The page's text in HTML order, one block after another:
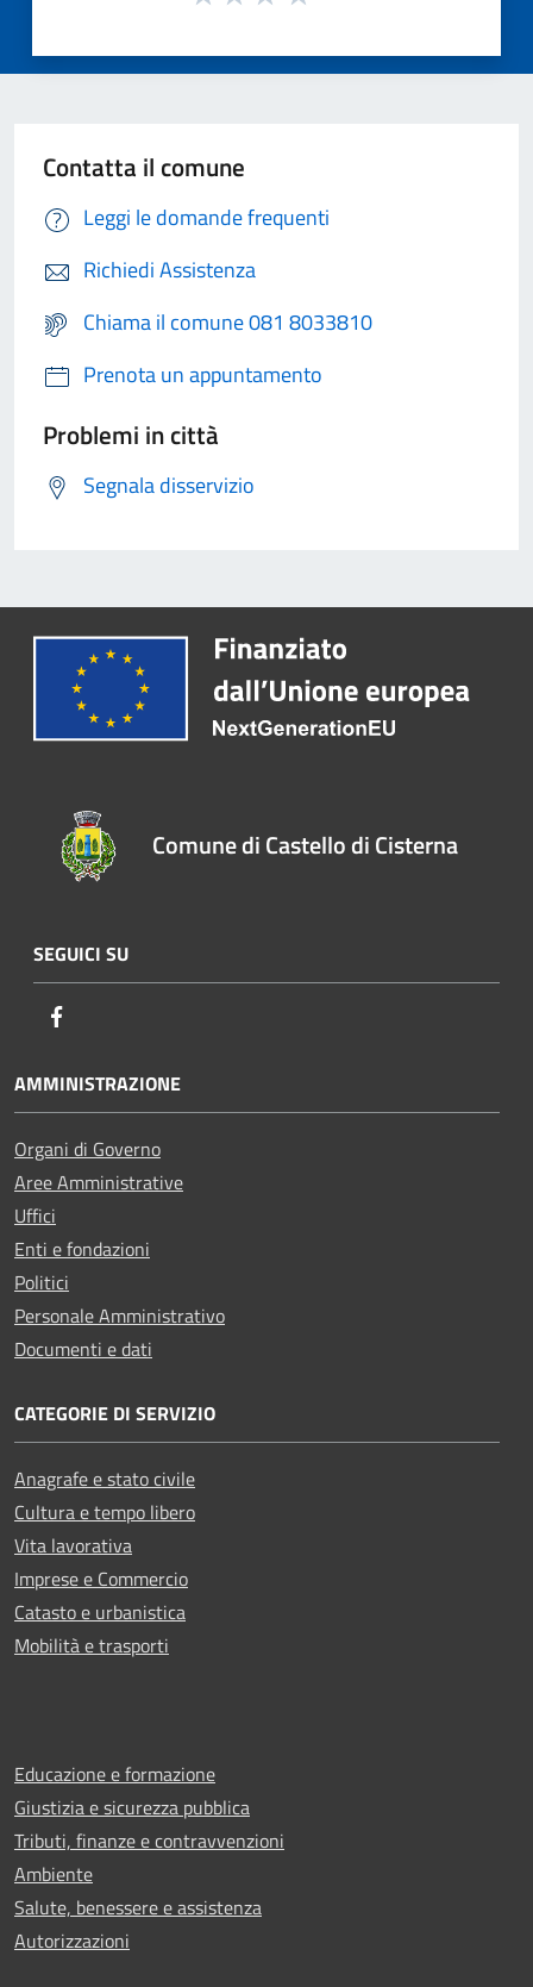
Contatta il comune
Leggi le domande frequenti
Richiedi Assistenza
Chiama il comune 081 8033810
Prenota un appuntamento
Problemi in città
Segnala disservizio
Comune di Castello di Cisterna
SEGUICI SU
AMMINISTRAZIONE
Organi di Governo
Aree Amministrative
Uffici
Enti e fondazioni
Politici
Personale Amministrativo
Documenti e dati
CATEGORIE DI SERVIZIO
Anagrafe e stato civile
Cultura e tempo libero
Vita lavorativa
Imprese e Commercio
Catasto e urbanistica
Mobilità e trasporti
Educazione e formazione
Giustizia e sicurezza pubblica
Tributi, finanze e contravvenzioni
Ambiente
Salute, benessere e assistenza
Autorizzazioni